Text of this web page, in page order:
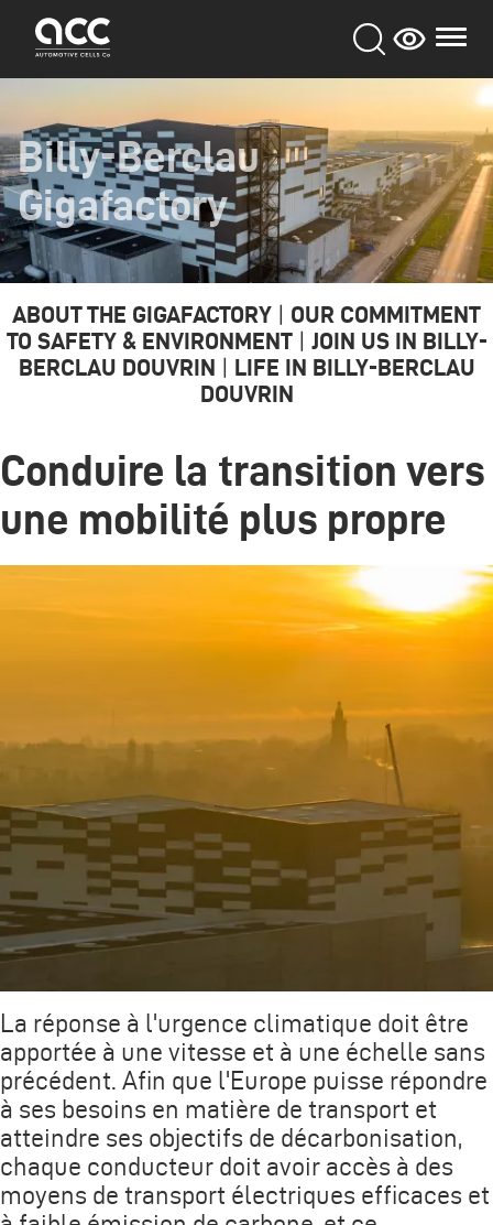
contenu
Billy-Berclau
Gigafactory
ABOUT THE GIGAFACTORY | OUR COMMITMENT
TO SAFETY & ENVIRONMENT | JOIN US IN BILLY-
BERCLAU DOUVRIN | LIFE IN BILLY-BERCLAU
DOUVRIN
Conduire la transition vers
une mobilité plus propre
La réponse à l'urgence climatique doit être
apportée à une vitesse et à une échelle sans
précédent. Afin que l'Europe puisse répondre
à ses besoins en matière de transport et
atteindre ses objectifs de décarbonisation,
chaque conducteur doit avoir accès à des
moyens de transport électriques efficaces et